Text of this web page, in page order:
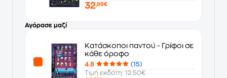
32,99€
Αγόρασε μαζί
Κατάσκοποι παντού - Γρίφοι σε
κάθε όροφο
4.8
(15)
Τιμή εκδότη: 12.50€